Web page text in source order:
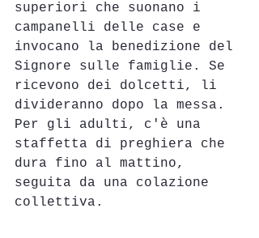
superiori che suonano i
campanelli delle case e
invocano la benedizione del
Signore sulle famiglie. Se
ricevono dei dolcetti, li
divideranno dopo la messa.
Per gli adulti, c'è una
staffetta di preghiera che
dura fino al mattino,
seguita da una colazione
collettiva.